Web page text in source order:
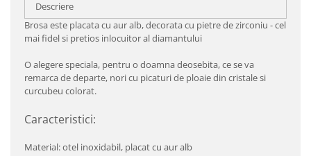
Descriere
Brosa este placata cu aur alb, decorata cu pietre de zirconiu - cel
mai fidel si pretios inlocuitor al diamantului
O alegere speciala, pentru o doamna deosebita, ce se va
remarca de departe, nori cu picaturi de ploaie din cristale si
curcubeu colorat.
Caracteristici:
Material: otel inoxidabil, placat cu aur alb